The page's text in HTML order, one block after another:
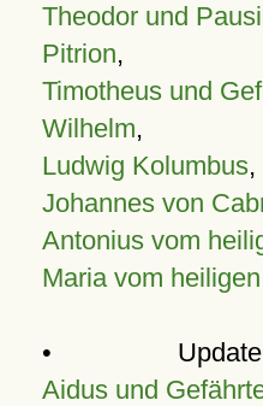
Theodor und
Pitrion,
Timotheus und
Wilhelm,
Ludwig Kolumbus,
Johannes von
Antonius vom
Maria vom
•
Aidus und